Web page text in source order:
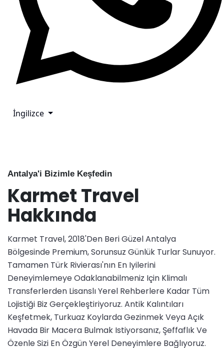
İngilizce
Antalya'i Bizimle Keşfedin
Karmet Travel
Hakkında
Karmet Travel, 2018'den Beri Güzel Antalya
Bölgesinde Premium, Sorunsuz Günlük Turlar Sunuyor.
Tamamen Türk Rivierası'nın En Iyilerini
Deneyimlemeye Odaklanabilmeniz Için Klimalı
Transferlerden Lisanslı Yerel Rehberlere Kadar Tüm
Lojistiği Biz Gerçekleştiriyoruz. Antik Kalıntıları
Keşfetmek, Turkuaz Koylarda Gezinmek Veya Açık
Havada Bir Macera Bulmak Istiyorsanız, Şeffaflık Ve
Özenle Sizi En Özgün Yerel Deneyimlere Bağlıyoruz.